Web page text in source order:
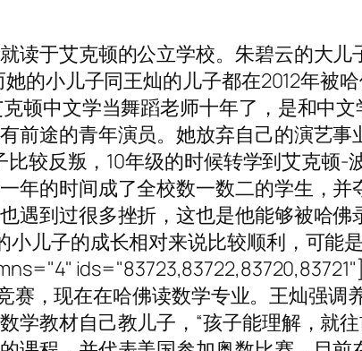
读于艾克顿的公立学校。朱碧云的大儿
的小儿子同王灿的儿子都在2012年被
顿中文学当舞蹈老师十年了，是和中
前途的青年演员。她放弃自己的演艺事
较反叛，10年级的时候转学到艾克顿-
年的时间成了全校数一数二的学生，并
遇到过很多挫折，这也是他能够被哈佛
儿子的成长相对来说比较顺利，可能
，现在在哈佛读数学专业。王灿强调
教材自己教儿子，“孩子能理解，就